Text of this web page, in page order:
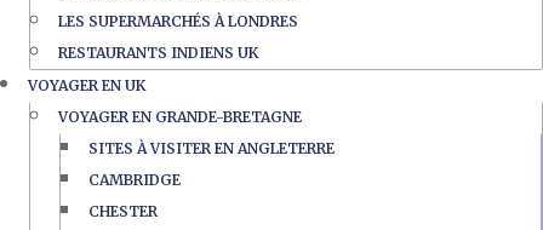
LES SUPERMARCHÉS À LONDRES
RESTAURANTS INDIENS UK
VOYAGER EN UK
VOYAGER EN GRANDE-BRETAGNE
SITES À VISITER EN ANGLETERRE
CAMBRIDGE
CHESTER